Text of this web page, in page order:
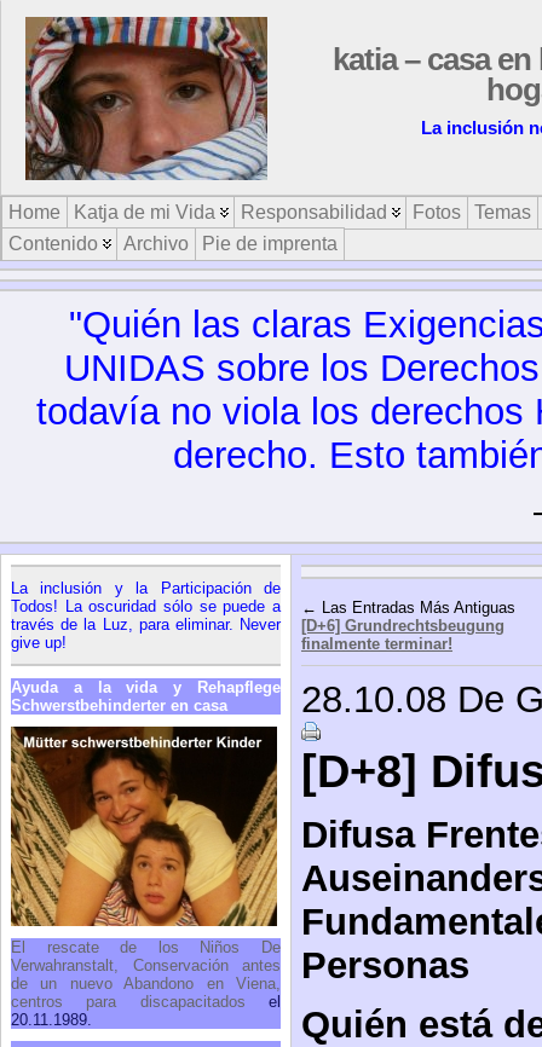
katia – casa
La inclusión
Home Katja de mi Vida Responsabilidad Fotos
Temas
Contenido
Archivo Pie de imprenta
"Quién las claras
UNIDAS sobre los
todavía no viola los
derecho. Esto
La inclusión y la Participación de
Todos! La oscuridad sólo se puede a
través de la Luz, para eliminar. Never
give up!
Ayuda a la vida y Rehapflege
Schwerstbehinderter en casa
El rescate de los Niños De
Verwahranstalt, Conservación antes
de un nuevo Abandono en Viena,
centros para discapacitados el
20.11.1989.
← Las Entradas Más Antiguas
[D+6] Grundrechtsbeugung
finalmente terminar!
28.10.08 De
[D+8]
Difusa
Personas
Quién está